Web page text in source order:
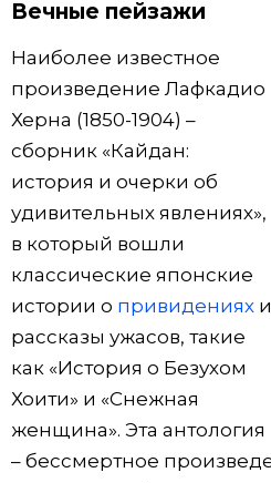
Токио
От редакции
Вечные пейзажи
Наиболее известное
произведение Лафкадио
Херна (1850-1904) –
сборник «Кайдан:
история и очерки об
удивительных явлениях»,
в который вошли
классические японские
истории о привиденияхи
рассказы ужасов, такие
как «История о Безухом
Хоити» и «Снежная
женщина». Эта антология
– бессмертное